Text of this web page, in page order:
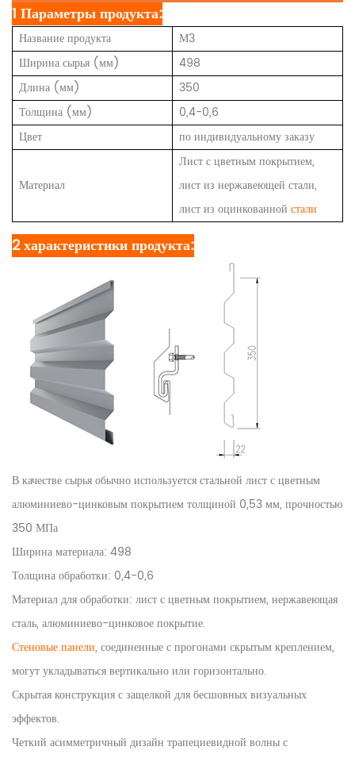
1 Параметры продукта:
Название продукта
М3
Ширина сырья (мм)
498
Длина (мм)
350
Толщина (мм)
0,4-0,6
Цвет
по индивидуальному заказу
Материал
Лист с цветным покрытием,
лист из нержавеющей стали,
лист из оцинкованной стали
2 характеристики продукта:
В качестве сырья обычно используется стальной лист с цветным
алюминиево-цинковым покрытием толщиной 0,53 мм, прочностью
350 МПа
Ширина материала: 498
Толщина обработки: 0,4-0,6
Материал для обработки: лист с цветным покрытием, нержавеющая
сталь, алюминиево-цинковое покрытие.
Стеновые панели, соединенные с прогонами скрытым креплением,
могут укладываться вертикально или горизонтально.
Скрытая конструкция с защелкой для бесшовных визуальных
эффектов.
Четкий асимметричный дизайн трапециевидной волны с